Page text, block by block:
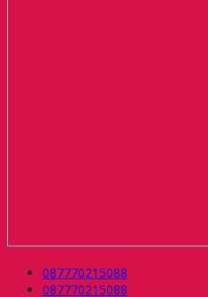
087770215088
087770215088